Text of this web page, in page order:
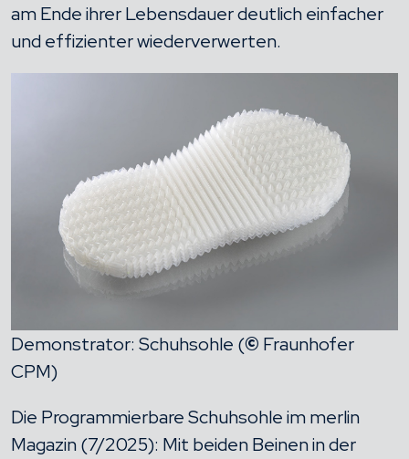
am Ende ihrer Lebensdauer deutlich einfacher
und effizienter wiederverwerten.
Demonstrator: Schuhsohle (© Fraunhofer
CPM)
Die Programmierbare Schuhsohle im merlin
Magazin (7/2025): Mit beiden Beinen in der